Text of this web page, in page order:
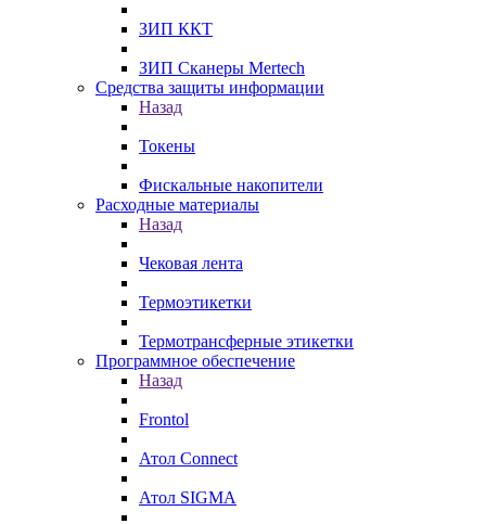
ЗИП ККТ
ЗИП Сканеры Mertech
Средства защиты информации
Назад
Токены
Фискальные накопители
Расходные материалы
Назад
Чековая лента
Термоэтикетки
Термотрансферные этикетки
Программное обеспечение
Назад
Frontol
Атол Connect
Атол SIGMA